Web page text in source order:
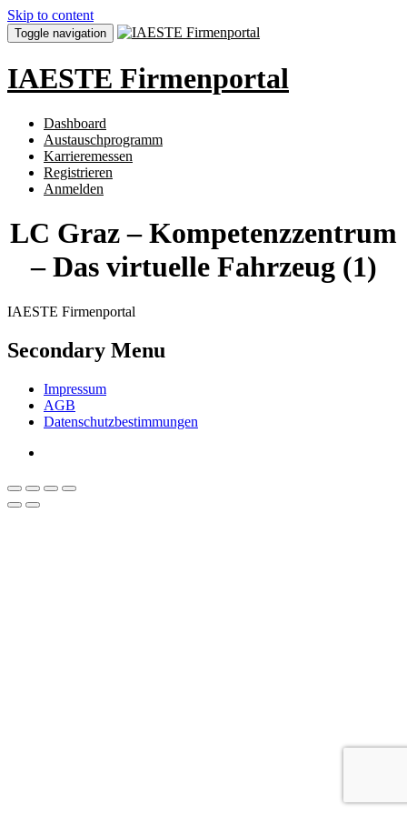
Skip to content
Toggle navigation
IAESTE Firmenportal
Dashboard
Austauschprogramm
Karrieremessen
Registrieren
Anmelden
LC Graz – Kompetenzzentrum
– Das virtuelle Fahrzeug (1)
IAESTE Firmenportal
Secondary Menu
Impressum
AGB
Datenschutzbestimmungen